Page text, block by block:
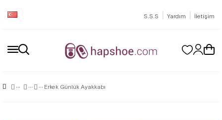
S.S.S | Yardım | İletişim
Erkek Günlük Ayakkabı